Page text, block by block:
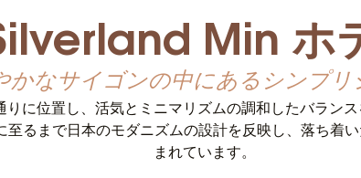
Min ホ
かなサイゴンの中にあるシンプリ
りに位置し、活気とミニマリズムの調和したバラン
至るまで日本のモダニズムの設計を反映し、落ち着
まれています。